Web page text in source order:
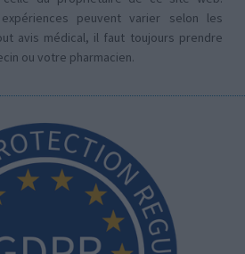
peuvent varier selon les
avis médical, il faut toujours prendre
ou votre pharmacien.